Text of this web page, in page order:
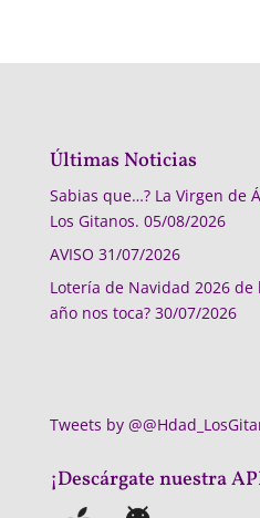
Últimas Noticias
Sabias que…? La Virgen de
Los Gitanos. 05/08/2026
AVISO 31/07/2026
Lotería de Navidad 2026 de
año nos toca? 30/07/2026
Tweets by
¡Descárgate nuestra